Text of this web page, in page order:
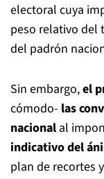
electoral cuya
peso relativo del
del padrón
Sin embargo,el
cómodo- las
nacional al
indicativo del
plan de recortes